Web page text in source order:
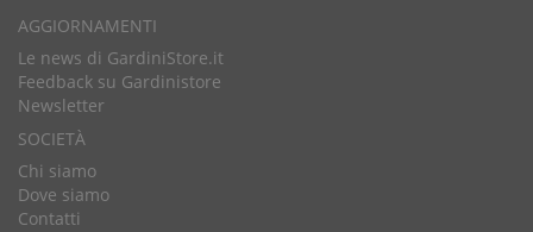
AGGIORNAMENTI
Le news di GardiniStore.it
Feedback su Gardinistore
Newsletter
SOCIETÀ
Chi siamo
Dove siamo
Contatti